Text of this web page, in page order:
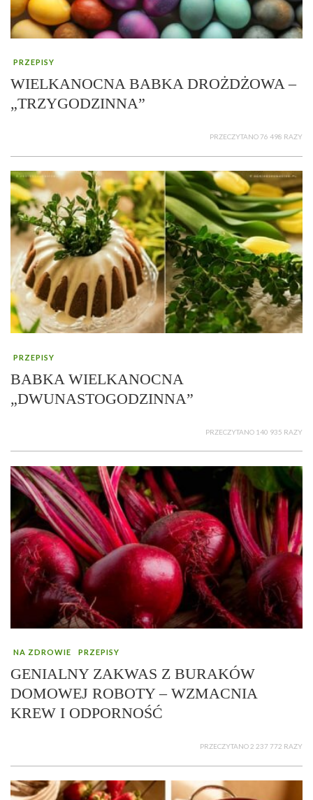
PRZEPISY
WIELKANOCNA BABKA DROŻDŻOWA –
„TRZYGODZINNA”
PRZECZYTANO 76 498 RAZY
PRZEPISY
BABKA WIELKANOCNA
„DWUNASTOGODZINNA”
PRZECZYTANO 140 935 RAZY
NA ZDROWIE PRZEPISY
GENIALNY ZAKWAS Z BURAKÓW
DOMOWEJ ROBOTY – WZMACNIA
KREW I ODPORNOŚĆ
PRZECZYTANO 2 237 772 RAZY